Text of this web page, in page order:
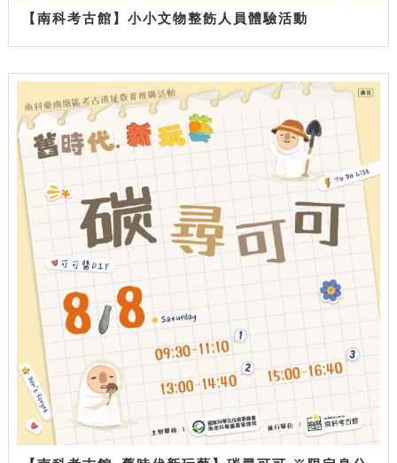
【南科考古館】小小文物整飭人員體驗活動